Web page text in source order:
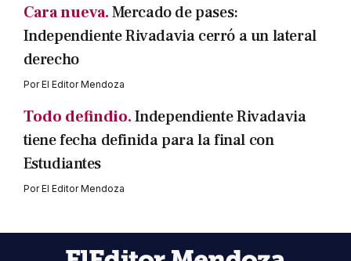
Cara nueva.Mercado de pases:
Independiente Rivadavia cerró a un lateral
derecho
PorEl Editor Mendoza
Todo defindio.Independiente Rivadavia
tiene fecha definida para la final con
Estudiantes
PorEl Editor Mendoza